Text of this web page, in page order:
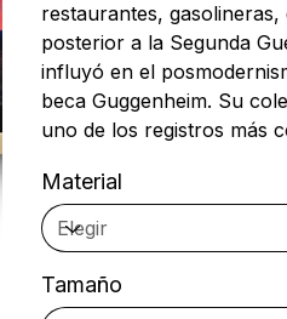
restaurantes,
posterior a la Segunda
influyó en el
beca Guggenheim. Su
uno de los registros más
Material
Tamaño